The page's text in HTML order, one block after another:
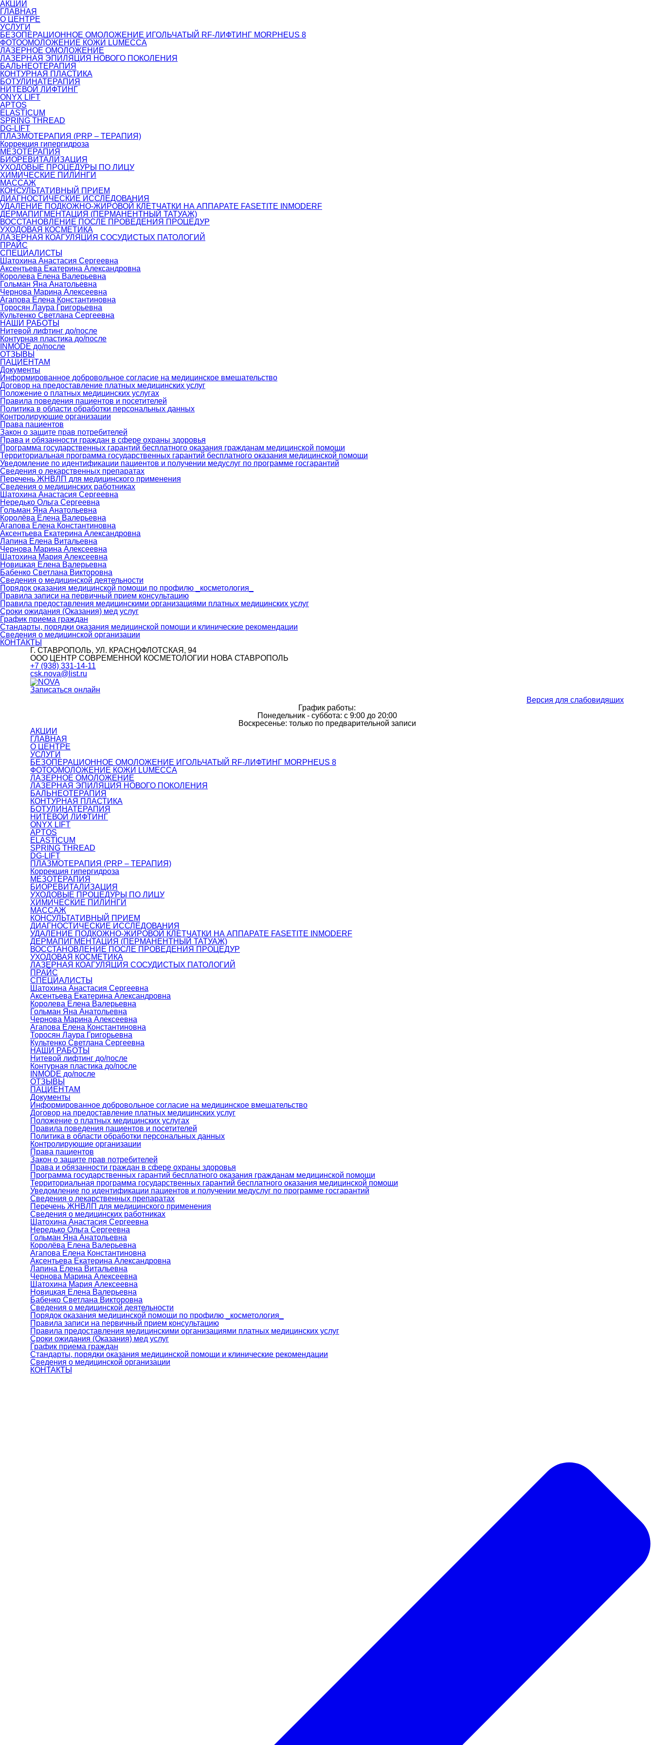
АКЦИИ
ГЛАВНАЯ
О ЦЕНТРЕ
УСЛУГИ
БЕЗОПЕРАЦИОННОЕ ОМОЛОЖЕНИЕ ИГОЛЬЧАТЫЙ RF-ЛИФТИНГ MORPHEUS 8
ФОТООМОЛОЖЕНИЕ КОЖИ LUMECCA
ЛАЗЕРНОЕ ОМОЛОЖЕНИЕ
ЛАЗЕРНАЯ ЭПИЛЯЦИЯ НОВОГО ПОКОЛЕНИЯ
БАЛЬНЕОТЕРАПИЯ
КОНТУРНАЯ ПЛАСТИКА
БОТУЛИНАТЕРАПИЯ
НИТЕВОЙ ЛИФТИНГ
ONYX LIFT
APTOS
ELASTICUM
SPRING THREAD
DG-LIFT
ПЛАЗМОТЕРАПИЯ (PRP – ТЕРАПИЯ)
Коррекция гипергидроза
МЕЗОТЕРАПИЯ
БИОРЕВИТАЛИЗАЦИЯ
УХОДОВЫЕ ПРОЦЕДУРЫ ПО ЛИЦУ
ХИМИЧЕСКИЕ ПИЛИНГИ
МАССАЖ
КОНСУЛЬТАТИВНЫЙ ПРИЕМ
ДИАГНОСТИЧЕСКИЕ ИССЛЕДОВАНИЯ
УДАЛЕНИЕ ПОДКОЖНО-ЖИРОВОЙ КЛЕТЧАТКИ НА АППАРАТЕ FASETITE INMODERF
ДЕРМАПИГМЕНТАЦИЯ (ПЕРМАНЕНТНЫЙ ТАТУАЖ)
ВОССТАНОВЛЕНИЕ ПОСЛЕ ПРОВЕДЕНИЯ ПРОЦЕДУР
УХОДОВАЯ КОСМЕТИКА
ЛАЗЕРНАЯ КОАГУЛЯЦИЯ СОСУДИСТЫХ ПАТОЛОГИЙ
ПРАЙС
СПЕЦИАЛИСТЫ
Шатохина Анастасия Сергеевна
Аксентьева Екатерина Александровна
Королева Елена Валерьевна
Гольман Яна Анатольевна
Чернова Марина Алексеевна
Агапова Елена Константиновна
Торосян Лаура Григорьевна
Культенко Светлана Сергеевна
НАШИ РАБОТЫ
Нитевой лифтинг до/после
Контурная пластика до/после
INMODE до/после
ОТЗЫВЫ
ПАЦИЕНТАМ
Документы
Информированное добровольное согласие на медицинское вмешательство
Договор на предоставление платных медицинских услуг
Положение о платных медицинских услугах
Правила поведения пациентов и посетителей
Политика в области обработки персональных данных
Контролирующие организации
Права пациентов
Закон о защите прав потребителей
Права и обязанности граждан в сфере охраны здоровья
Программа государственных гарантий бесплатного оказания гражданам медицинской помощи
Территориальная программа государственных гарантий бесплатного оказания медицинской помощи
Уведомление по идентификации пациентов и получении медуслуг по программе госгарантий
Сведения о лекарственных препаратах
Перечень ЖНВЛП для медицинского применения
Сведения о медицинских работниках
Шатохина Анастасия Сергеевна
Нередько Ольга Сергеевна
Гольман Яна Анатольевна
Королёва Елена Валерьевна
Агапова Елена Константиновна
Аксентьева Екатерина Александровна
Лапина Елена Витальевна
Чернова Марина Алексеевна
Шатохина Мария Алексеевна
Новицкая Елена Валерьевна
Бабенко Светлана Викторовна
Сведения о медицинской деятельности
Порядок оказания медицинской помощи по профилю _косметология_
Правила записи на первичный прием консультацию
Правила предоставления медицинскими организациями платных медицинских услуг
Сроки ожидания (Оказания) мед услуг
График приема граждан
Стандарты, порядки оказания медицинской помощи и клинические рекомендации
Сведения о медицинской организации
КОНТАКТЫ
Г. СТАВРОПОЛЬ, УЛ. КРАСНОФЛОТСКАЯ, 94
ООО ЦЕНТР СОВРЕМЕННОЙ КОСМЕТОЛОГИИ НОВА СТАВРОПОЛЬ
+7 (938) 331-14-11
csk.nova@list.ru
Записаться онлайн
Версия для слабовидящих
График работы:
Понедельник - суббота: с 9:00 до 20:00
Воскресенье: только по предварительной записи
АКЦИИ
ГЛАВНАЯ
О ЦЕНТРЕ
УСЛУГИ
БЕЗОПЕРАЦИОННОЕ ОМОЛОЖЕНИЕ ИГОЛЬЧАТЫЙ RF-ЛИФТИНГ MORPHEUS 8
ФОТООМОЛОЖЕНИЕ КОЖИ LUMECCA
ЛАЗЕРНОЕ ОМОЛОЖЕНИЕ
ЛАЗЕРНАЯ ЭПИЛЯЦИЯ НОВОГО ПОКОЛЕНИЯ
БАЛЬНЕОТЕРАПИЯ
КОНТУРНАЯ ПЛАСТИКА
БОТУЛИНАТЕРАПИЯ
НИТЕВОЙ ЛИФТИНГ
ONYX LIFT
APTOS
ELASTICUM
SPRING THREAD
DG-LIFT
ПЛАЗМОТЕРАПИЯ (PRP – ТЕРАПИЯ)
Коррекция гипергидроза
МЕЗОТЕРАПИЯ
БИОРЕВИТАЛИЗАЦИЯ
УХОДОВЫЕ ПРОЦЕДУРЫ ПО ЛИЦУ
ХИМИЧЕСКИЕ ПИЛИНГИ
МАССАЖ
КОНСУЛЬТАТИВНЫЙ ПРИЕМ
ДИАГНОСТИЧЕСКИЕ ИССЛЕДОВАНИЯ
УДАЛЕНИЕ ПОДКОЖНО-ЖИРОВОЙ КЛЕТЧАТКИ НА АППАРАТЕ FASETITE INMODERF
ДЕРМАПИГМЕНТАЦИЯ (ПЕРМАНЕНТНЫЙ ТАТУАЖ)
ВОССТАНОВЛЕНИЕ ПОСЛЕ ПРОВЕДЕНИЯ ПРОЦЕДУР
УХОДОВАЯ КОСМЕТИКА
ЛАЗЕРНАЯ КОАГУЛЯЦИЯ СОСУДИСТЫХ ПАТОЛОГИЙ
ПРАЙС
СПЕЦИАЛИСТЫ
Шатохина Анастасия Сергеевна
Аксентьева Екатерина Александровна
Королева Елена Валерьевна
Гольман Яна Анатольевна
Чернова Марина Алексеевна
Агапова Елена Константиновна
Торосян Лаура Григорьевна
Культенко Светлана Сергеевна
НАШИ РАБОТЫ
Нитевой лифтинг до/после
Контурная пластика до/после
INMODE до/после
ОТЗЫВЫ
ПАЦИЕНТАМ
Документы
Информированное добровольное согласие на медицинское вмешательство
Договор на предоставление платных медицинских услуг
Положение о платных медицинских услугах
Правила поведения пациентов и посетителей
Политика в области обработки персональных данных
Контролирующие организации
Права пациентов
Закон о защите прав потребителей
Права и обязанности граждан в сфере охраны здоровья
Программа государственных гарантий бесплатного оказания гражданам медицинской помощи
Территориальная программа государственных гарантий бесплатного оказания медицинской помощи
Уведомление по идентификации пациентов и получении медуслуг по программе госгарантий
Сведения о лекарственных препаратах
Перечень ЖНВЛП для медицинского применения
Сведения о медицинских работниках
Шатохина Анастасия Сергеевна
Нередько Ольга Сергеевна
Гольман Яна Анатольевна
Королёва Елена Валерьевна
Агапова Елена Константиновна
Аксентьева Екатерина Александровна
Лапина Елена Витальевна
Чернова Марина Алексеевна
Шатохина Мария Алексеевна
Новицкая Елена Валерьевна
Бабенко Светлана Викторовна
Сведения о медицинской деятельности
Порядок оказания медицинской помощи по профилю _косметология_
Правила записи на первичный прием консультацию
Правила предоставления медицинскими организациями платных медицинских услуг
Сроки ожидания (Оказания) мед услуг
График приема граждан
Стандарты, порядки оказания медицинской помощи и клинические рекомендации
Сведения о медицинской организации
КОНТАКТЫ